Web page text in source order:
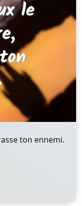
ton ennemi.